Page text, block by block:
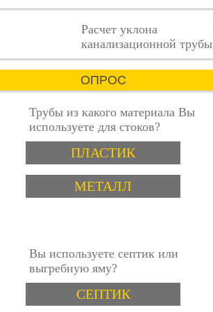
пошаговая инструкция
Расчет уклона
канализационной трубы
ОПРОС
Трубы из какого материала Вы
используете для стоков?
ВариантыПЛАСТИК
МЕТАЛЛ
Вы используете септик или
выгребную яму?
ВариантыСЕПТИК